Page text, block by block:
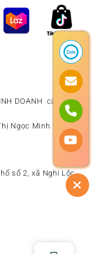
DOANH cấp ngày
Ngọc Minh
số 2, xã Nghi Lộc,